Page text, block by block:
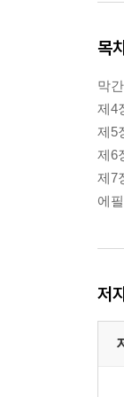
목
막
제4
제5
제6
제7
에
저